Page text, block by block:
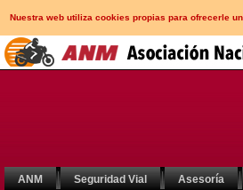
Nuestra web utiliza cookies propias para ofrecerle
ANM Seguridad Vial Asesoría